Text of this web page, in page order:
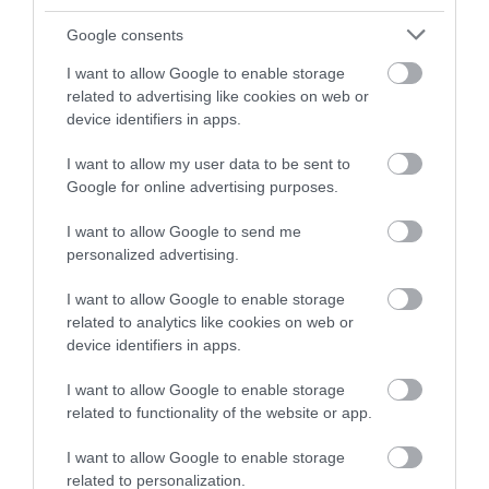
Google consents
I want to allow Google to enable storage
related to advertising like cookies on web or
device identifiers in apps.
I want to allow my user data to be sent to
Google for online advertising purposes.
I want to allow Google to send me
personalized advertising.
I want to allow Google to enable storage
related to analytics like cookies on web or
device identifiers in apps.
I want to allow Google to enable storage
related to functionality of the website or app.
I want to allow Google to enable storage
related to personalization.
Ebben a közegben akanasu több mint egy étel
egy olyan világ lenyomata, ahol az élelmiszer a
gazdaság és a hatalom alapja volt. Bár a pontos
elkészítés ma már nem ismert, az alapok
meglepően ismerősek: hús, gabona, fűszerek és idő.
Ez is érdekelhet!
szigorú és meglepően egyszerű étkezési
szokásai
Így készül ma a rekonstruált változat
Hozzávalók: bárányhús, víz, zsiradék (például
tisztított vaj), hagymaféle, fokhagyma, koriander,
sűrítéshez gabona vagy liszt